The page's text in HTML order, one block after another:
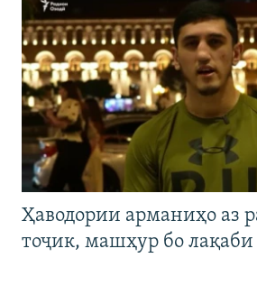
Ҳаводории арманиҳо аз
тоҷик, машҳур бо лақаби